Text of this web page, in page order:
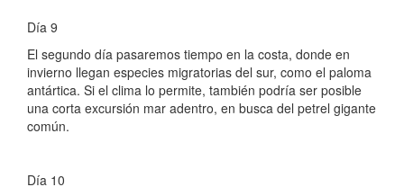
Día 9
El segundo día pasaremos tiempo en la costa, donde en
invierno llegan especies migratorias del sur, como el paloma
antártica. Si el clima lo permite, también podría ser posible
una corta excursión mar adentro, en busca del petrel gigante
común.
Día 10